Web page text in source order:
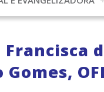
Francisca